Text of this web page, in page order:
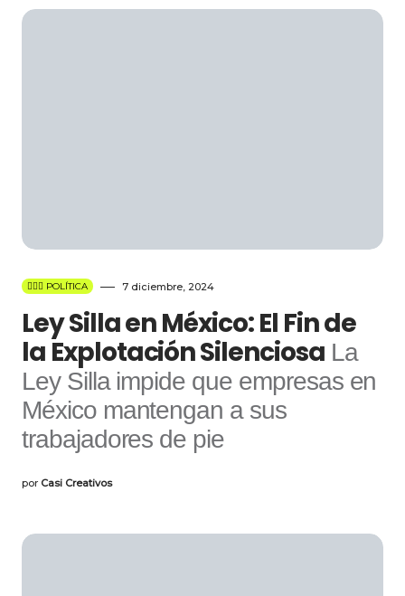
👩🏻‍⚖️ POLÍTICA 7 diciembre, 2024
Ley Silla en México: El Fin de
la Explotación Silenciosa La
Ley Silla impide que empresas en
México mantengan a sus
trabajadores de pie
por Casi Creativos